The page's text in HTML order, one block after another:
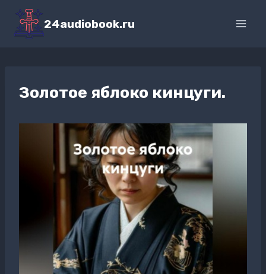
Перейти
содержимому
24audiobook.ru
Золотое яблоко кинцуги.